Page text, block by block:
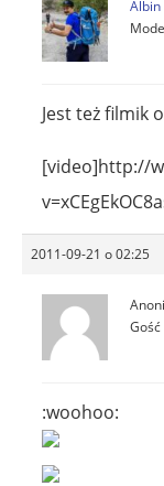
Jest też filmik
[video]http://
2011-09-21 o 02:25
Gość
:woohoo: